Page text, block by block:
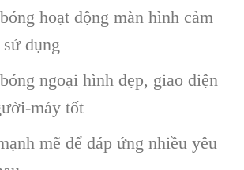
hoạt động màn hình cảm
dụng
ngoại hình đẹp, giao diện
máy tốt
mẽ để đáp ứng nhiều yêu